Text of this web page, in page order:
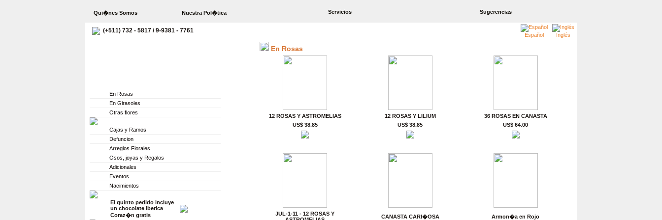
Qui�nes Somos Nuestra Pol�tica Servicios Sugerencias
(+511) 732 - 5817 / 9-9381 - 7761
Español Inglés
En Rosas
En Girasoles
Otras flores
Cajas y Ramos
Defuncion
Arreglos Florales
Osos, joyas y Regalos
Adicionales
Eventos
Nacimientos
El quinto pedido incluye
un chocolate Iberica
Coraz�n gratis
En Rosas
12 ROSAS Y ASTROMELIAS 12 ROSAS Y LILIUM
36 ROSAS EN CANASTA
US$ 38.85
US$ 38.85 US$ 64.00
JUL-1-11 - 12 ROSAS Y
CANASTA CARI�OSA
Armon�a en Rojo